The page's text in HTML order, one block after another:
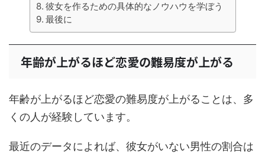
彼女を作るための具体的なノウハウを学ぼう
最後に
年齢が上がるほど恋愛の難易度が上がる
年齢が上がるほど恋愛の難易度が上がることは、多
くの人が経験しています。
最近のデータによれば、彼女がいない男性の割合は